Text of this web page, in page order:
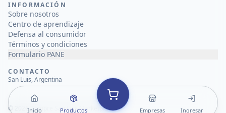
Inicio Productos Empresas Ingresar
INFORMACIÓN
Sobre nosotros
Centro de aprendizaje
Defensa al consumidor
Términos y condiciones
Formulario PANE
CONTACTO
San Luis, Argentina
© 2026Compre San Luis Marketplace